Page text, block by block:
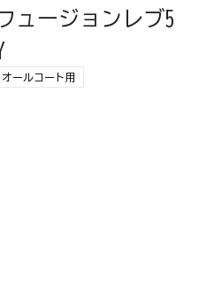
ュージョンレブ5
オールコート用